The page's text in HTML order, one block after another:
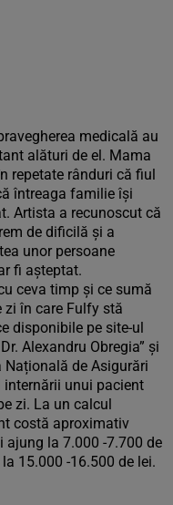
medicală au
alături de el. Mama
repetate rânduri că fiul
întreaga familie își
Artista a recunoscut că
de dificilă și a
unor persoane
fi așteptat.
ceva timp și ce sumă
zi în care Fulfy stă
disponibile pe site-ul
Alexandru Obregia” și
Națională de Asigurări
internării unui pacient
zi. La un calcul
costă aproximativ
ajung la 7.000 -7.700 de
15.000 -16.500 de lei.